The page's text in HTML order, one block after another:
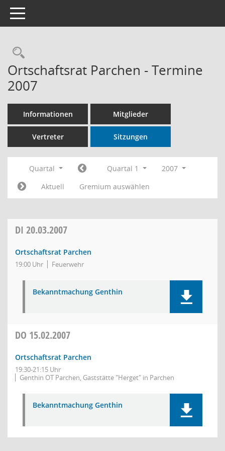
Toggle navigation
Rechercheauswahl
Ortschaftsrat Parchen - Termine
2007
Informationen Mitglieder
Vertreter Sitzungen
Quartal Quartal 1
2007
Aktuell
Gremium auswählen
DI 20.03.2007
Ortschaftsrat Parchen
19:00 Uhr Feuerwehr
Bekanntmachung Genthin
DO 15.02.2007
Ortschaftsrat Parchen
19:30-21:15 Uhr
Genthin OT Parchen, Gaststätte "Herget" in Parchen
Bekanntmachung Genthin